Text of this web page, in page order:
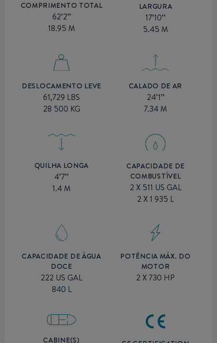
COMPRIMENTO TOTAL
62’2’’
18.95 M
LARGURA
17’10’’
5.45 M
DESLOCAMENTO LEVE
61,729 LBS
28 500 KG
CALADO DE AR
24’1’’
7.34 M
QUILHA LONGA
4’7’’
1.4 M
CAPACIDADE DE
COMBUSTÍVEL
2 X 511 US GAL
2 X 1 935 L
CAPACIDADE DE ÁGUA
DOCE
222 US GAL
840 L
POTÊNCIA MÁX. DO
MOTOR
2 X 730 HP
CABINE(S)